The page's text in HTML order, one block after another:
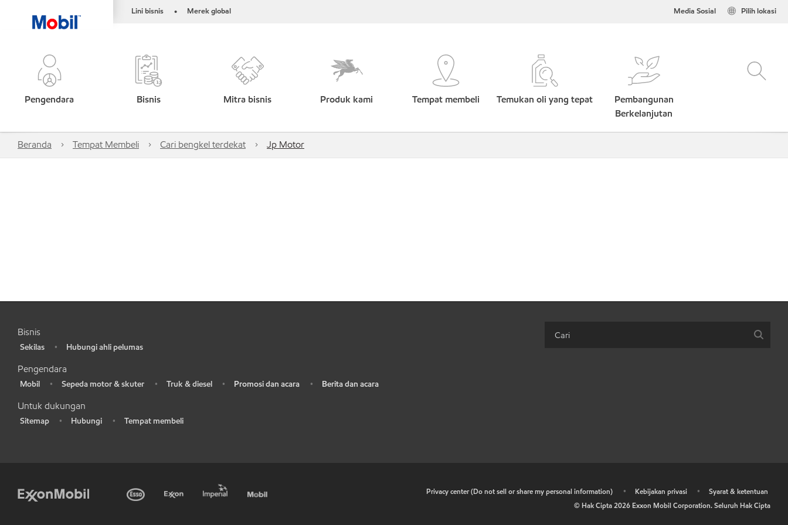
Lini bisnis • Merek global Pilih lokasi
Media Sosial
Pengendara Bisnis Mitra bisnis Produk kami Tempat membeli Temukan oli yang tepat
Pembangunan
Berkelanjutan
Beranda Tempat Membeli Cari bengkel terdekat Jp Motor
Bisnis
Sekilas • Hubungi ahli pelumas
Pengendara
Mobil • Sepeda motor & skuter • Truk & diesel • Promosi dan acara • Berita dan acara
Untuk dukungan
Sitemap • Hubungi • Tempat membeli
Privacy center (Do not sell or share my personal information) • Kebijakan privasi •
Syarat & ketentuan
© Hak Cipta2026 Exxon Mobil Corporation. Seluruh Hak Cipta